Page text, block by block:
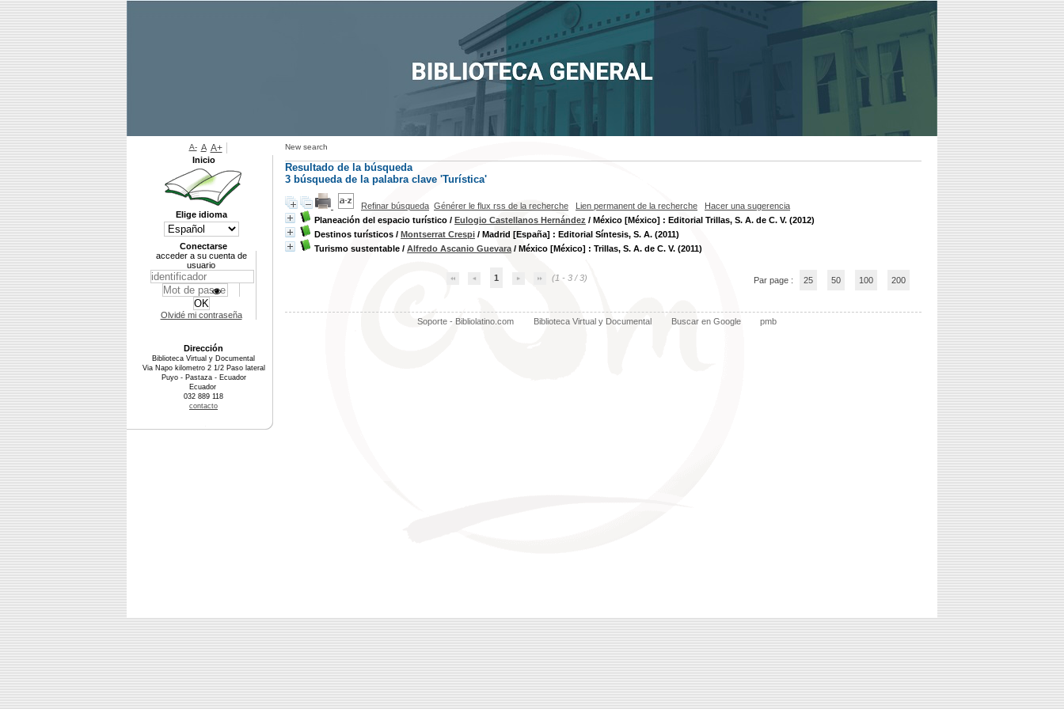
New search
Resultado de la búsqueda
3 búsqueda de la palabra clave 'Turística'
Refinar búsqueda Générer le flux rss de la recherche Lien permanent de la recherche
Hacer una sugerencia
Planeación del espacio turístico / Eulogio Castellanos Hernández / México [México] : Editorial Trillas, S. A. de C. V. (2012)
Destinos turísticos / Montserrat Crespi / Madrid [España] : Editorial Síntesis, S. A. (2011)
Turismo sustentable / Alfredo Ascanio Guevara / México [México] : Trillas, S. A. de C. V. (2011)
1 (1 - 3 / 3) Par page : 25 50 100 200
Soporte - Bibliolatino.com Biblioteca Virtual y Documental Buscar en Google pmb
A- A A+
Inicio
Elige idioma
Conectarse
acceder a su cuenta de
usuario
Olvidé mi contraseña
Dirección
Biblioteca Virtual y Documental
Via Napo kilometro 2 1/2 Paso lateral
Puyo - Pastaza - Ecuador
Ecuador
032 889 118
contacto